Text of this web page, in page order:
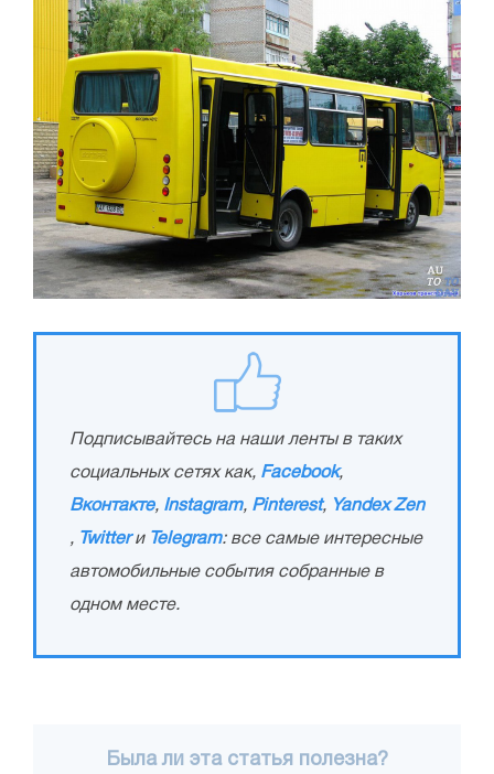
Подписывайтесь на наши ленты в таких
социальных сетях как, Facebook,
Вконтакте, Instagram, Pinterest, Yandex Zen
, Twitterи Telegram: все самые интересные
автомобильные события собранные в
одном месте.
Была ли эта статья полезна?